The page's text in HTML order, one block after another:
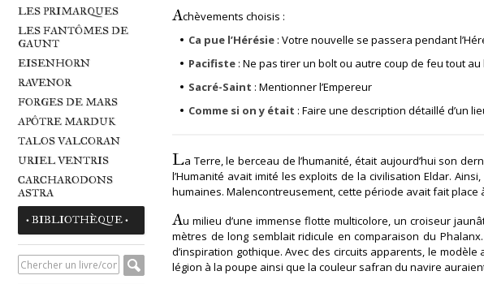
LES PRIMARQUES
LES FANTÔMES DE
GAUNT
EISENHORN
RAVENOR
FORGES DE MARS
APÔTRE MARDUK
TALOS VALCORAN
URIEL VENTRIS
CARCHARODONS
ASTRA
• BIBLIOTHÈQUE •
Achèvements choisis :
Ca pue l’Hérésie : Votre nouvelle se passera pendant
Pacifiste : Ne pas tirer un bolt ou autre coup de feu tout
Sacré-Saint : Mentionner l’Empereur
Comme si on y était : Faire une description détaillé d’un
La Terre, le berceau de l’humanité, était aujourd’hui son
l’Humanité avait imité les exploits de la civilisation Eldar.
humaines. Malencontreusement, cette période avait fait place
Au milieu d’une immense flotte multicolore, un croiseur
mètres de long semblait ridicule en comparaison du
d’inspiration gothique. Avec des circuits apparents, le
légion à la poupe ainsi que la couleur safran du navire